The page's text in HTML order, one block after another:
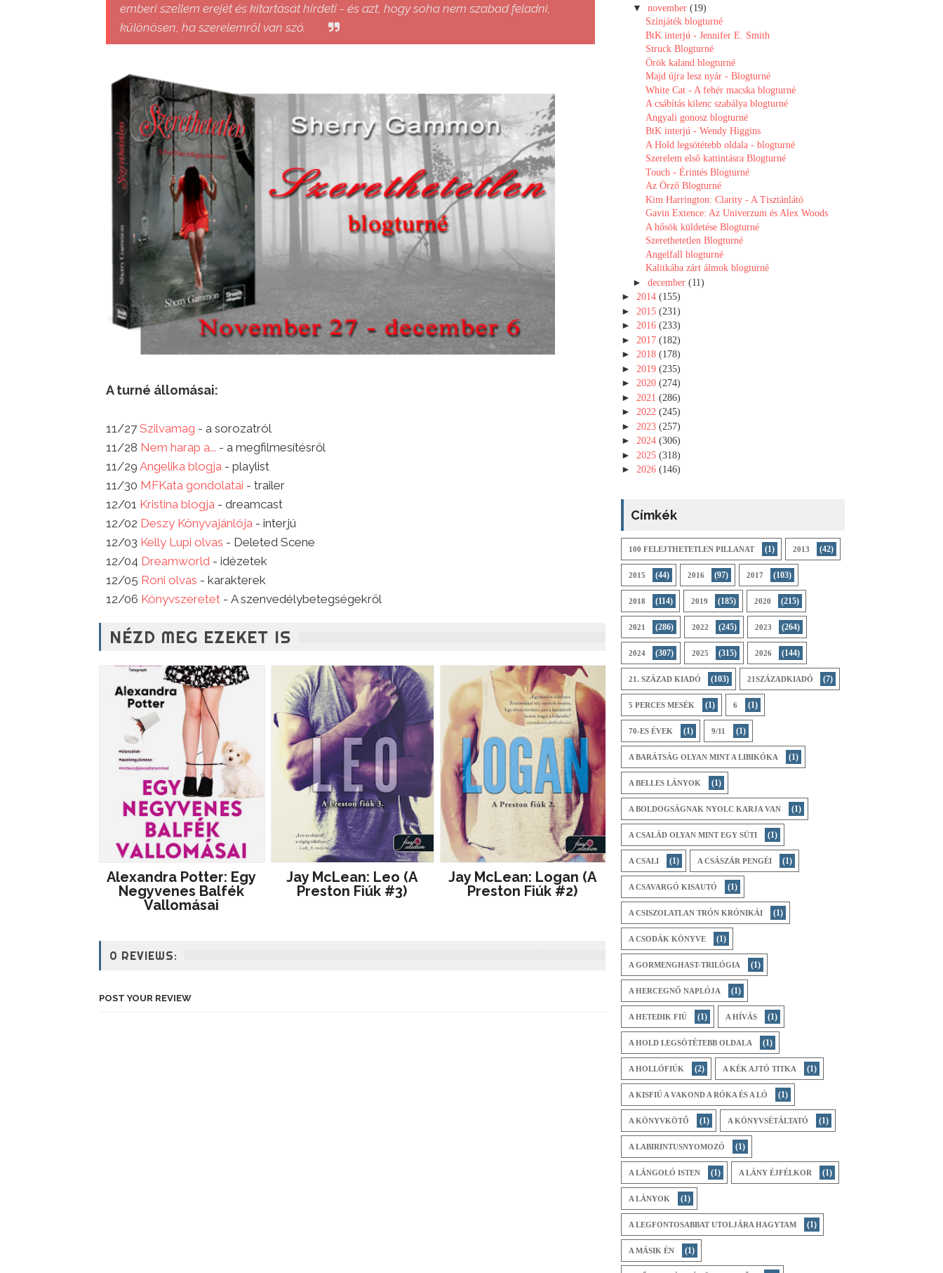
emberi szellem erejét és kitartását hirdeti - és azt, hogy soha nem szabad feladni,
különösen, ha szerelemről van szó.
A turné állomásai:
11/27Szilvamag - a sorozatról
11/28 Nem harap a... - a megfilmesítésről
11/29 Angelika blogja - playlist
11/30 MFKata gondolatai - trailer
12/01 Kristina blogja - dreamcast
12/02 Deszy Könyvajánlója - interjú
12/03 Kelly Lupi olvas - Deleted Scene
12/04 Dreamworld - idézetek
12/05 Roni olvas - karakterek
12/06 Könyvszeretet- A szenvedélybetegségekről
NÉZD MEG EZEKET IS
Alexandra Potter: Egy
Negyvenes Balfék
Vallomásai
Jay McLean: Leo (A
Preston Fiúk #3)
Jay McLean: Logan (A
Preston Fiúk #2)
0 REVIEWS:
POST YOUR REVIEW
▼ november(19)
Színjáték blogturné
BtK interjú - Jennifer E. Smith
Struck Blogturné
Örök kaland blogturné
Majd újra lesz nyár - Blogturné
White Cat - A fehér macska blogturné
A csábítás kilenc szabálya blogturné
Angyali gonosz blogturné
BtK interjú - Wendy Higgins
A Hold legsötétebb oldala - blogturné
Szerelem első kattintásra Blogturné
Touch - Érintés Blogturné
Az Örző Blogturné
Kim Harrington: Clarity - A Tisztánlátó
Gavin Extence: Az Univerzum és Alex Woods
A hősök küldetése Blogturné
Szerethetetlen Blogturné
Angelfall blogturné
Kalitkába zárt álmok blogturné
►december(11)
► 2014 (155)
► 2015 (231)
► 2016 (233)
► 2017 (182)
► 2018 (178)
► 2019 (235)
► 2020 (274)
► 2021 (286)
► 2022 (245)
► 2023 (257)
► 2024 (306)
► 2025 (318)
► 2026 (146)
Címkék
100 FELEJTHETETLEN PILLANAT (1) 2013 (42)
2015 (44) 2016 (97) 2017 (103)
2018 (114) 2019 (185) 2020 (215)
2021 (286) 2022 (245) 2023 (264)
2024 (307) 2025 (315) 2026 (144)
21. SZÁZAD KIADÓ (103) 21SZÁZADKIADÓ (7)
5 PERCES MESÉK (1) 6 (1)
70-ES ÉVEK (1) 9/11 (1)
A BARÁTSÁG OLYAN MINT A LIBIKÓKA (1)
A BELLES LÁNYOK (1)
A BOLDOGSÁGNAK NYOLC KARJA VAN (1)
A CSALÁD OLYAN MINT EGY SÜTI (1)
A CSALI (1) A CSÁSZÁR PENGÉI (1)
A CSAVARGÓ KISAUTÓ (1)
A CSISZOLATLAN TRÓN KRÓNIKÁI (1)
A CSODÁK KÖNYVE (1)
A GORMENGHAST-TRILÓGIA (1)
A HERCEGNŐ NAPLÓJA (1)
A HETEDIK FIÚ (1) A HÍVÁS (1)
A HOLD LEGSÖTÉTEBB OLDALA (1)
A HOLLÓFIÚK (2) A KÉK AJTÓ TITKA (1)
A KISFIÚ A VAKOND A RÓKA ÉS A LÓ (1)
A KÖNYVKÖTŐ (1) A KÖNYVSÉTÁLTATÓ (1)
A LABIRINTUSNYOMOZÓ (1)
A LÁNGOLÓ ISTEN (1) A LÁNY ÉJFÉLKOR (1)
A LÁNYOK (1)
A LEGFONTOSABBAT UTOLJÁRA HAGYTAM (1)
A MÁSIK ÉN (1)